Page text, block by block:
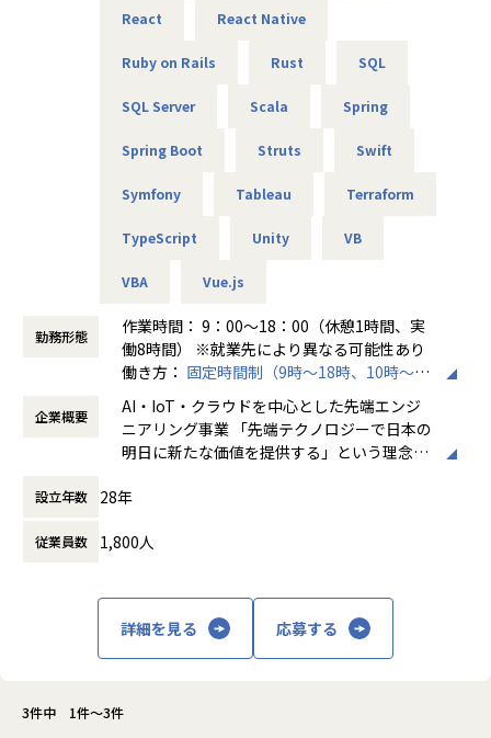
経験のある技術者をリーダーに任命し、技術者のフォロー
リーダーと営業は月に1度会議の場を設けており、情報共
有を行っております。
React React Native
Ruby on Rails Rust SQL
SQL Server Scala Spring
Spring Boot Struts Swift
Symfony Tableau Terraform
TypeScript Unity VB
VBA Vue.js
勤務形態
作業時間： 9：00～18：00（休憩1時間、実
働8時間） ※就業先により異なる可能性あり
働き方： 固定時間制（9時～18時、10時～19
時間外労働の有無： 有（月平均20時間～30
時間）
休憩時間： 60分
企業概要
AI・IoT・クラウドを中心とした先端エンジ
ニアリング事業 「先端テクノロジーで日本の
明日に新たな価値を提供する」という理念を
た先端テクノロジーの中で「ジャパニアスだ
アリング業界から必要とされ続ける会社を目
設立年数 28年
従業員数 1,800人
詳細を見る 応募する
3件中 1件～3件